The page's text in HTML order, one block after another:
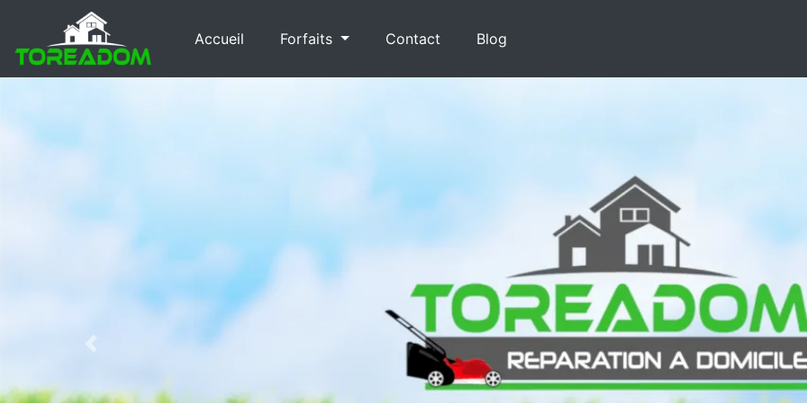
Accueil Forfaits Contact Blog
Previous